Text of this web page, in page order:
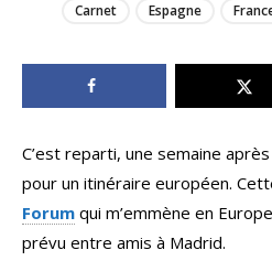
Carnet Espagne
C’est reparti, une semaine
pour un itinéraire européen.
Forum qui m’emmène en
prévu entre amis à Madrid.